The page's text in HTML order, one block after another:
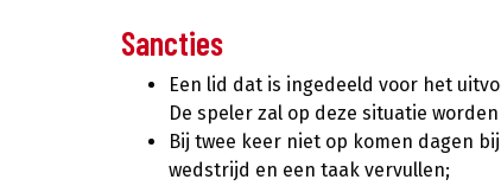
Sancties
Een lid dat is ingedeeld voor het
De speler zal op deze situatie
Bij twee keer niet op komen dagen
wedstrijd en een taak vervullen;